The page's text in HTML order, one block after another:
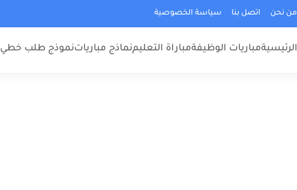
من نحن اتصل بنا سياسة الخصوصية
الرئيسيةمباريات الوظيفةمباراة التعليمنماذج مبارياتنموذج طلب خطي